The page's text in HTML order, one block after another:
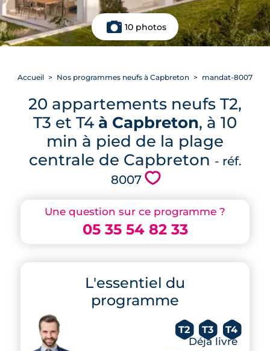
10 photos
Une question sur ce programme ?
05 35 54 82 33
L'essentiel du
programme
T2 T3 T4
Déjà livré
Accueil Nos programmes neufs à Capbreton mandat-8007
20 appartements neufs T2,
T3 et T4 à Capbreton, à 10
min à pied de la plage
centrale de Capbreton - réf.
8007 💗